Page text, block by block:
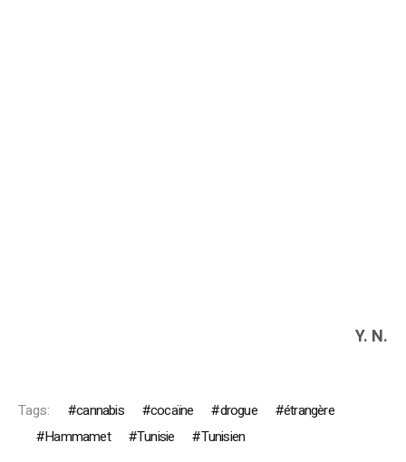
Y. N.
Tags: cannabis cocaïne drogue
étrangère
Hammamet
Tunisie Tunisien